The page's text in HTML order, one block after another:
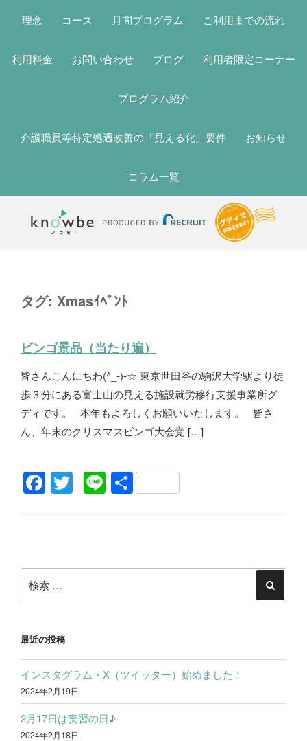
理念 コース 月間プログラム ご利用までの流れ
利用料金 お問い合わせ ブログ 利用者限定コーナー
プログラム紹介
介護職員等特定処遇改善の「見える化」要件 お知らせ
コラム一覧
タグ: Xmasｲﾍﾞﾝﾄ
ビンゴ景品（当たり遍）
皆さんこんにちわ(^_-)-☆ 東京世田谷の駒沢大学駅より徒
歩３分にある富士山の見える施設就労移行支援事業所グ
ディです。 本年もよろしくお願いいたします。 皆さ
ん、年末のクリスマスビンゴ大会覚 […]
F
a
b
o
k
T
wi
Li
n
共
有
ナ
ビ
ー
シ
ョ
ン
索:
索
最近の投稿
インスタグラム・X（ツイッター）始めました！
2024年2月19日
2月17日は実習の日♪
2024年2月18日